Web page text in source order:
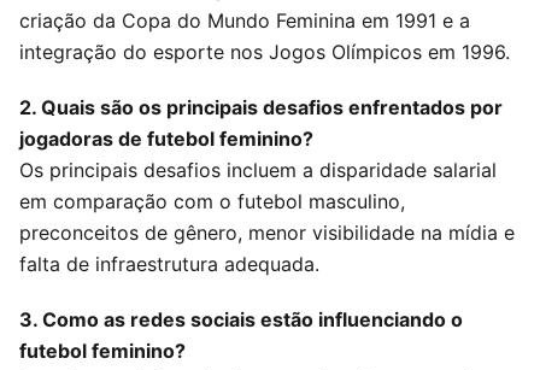
criação da Copa do Mundo Feminina em 1991 e a
integração do esporte nos Jogos Olímpicos em 1996.
2. Quais são os principais desafios enfrentados por
jogadoras de futebol feminino?
Os principais desafios incluem a disparidade salarial
em comparação com o futebol masculino,
preconceitos de gênero, menor visibilidade na mídia e
falta de infraestrutura adequada.
3. Como as redes sociais estão influenciando o
futebol feminino?